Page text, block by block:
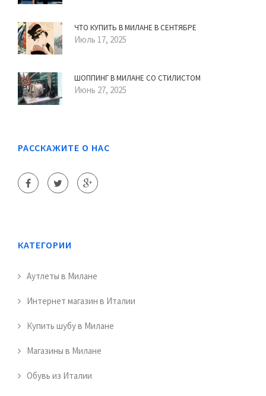
ЧТО КУПИТЬ В МИЛАНЕ В СЕНТЯБРЕ
Июль 17, 2025
ШОППИНГ В МИЛАНЕ СО СТИЛИСТОМ
Июнь 27, 2025
РАССКАЖИТЕ О НАС
КАТЕГОРИИ
Аутлеты в Милане
Интернет магазин в Италии
Купить шубу в Милане
Магазины в Милане
Обувь из Италии